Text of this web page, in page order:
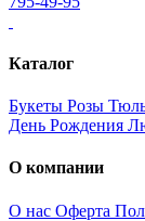
Каталог
Букеты Розы
День Рождения
О компании
О нас Оферта